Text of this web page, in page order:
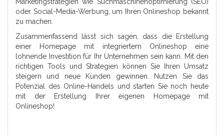
oder Social-Media-Werbung, um Ihren Onlineshop bekannt
zu machen.
Zusammenfassend lässt sich sagen, dass die Erstellung
einer Homepage mit integriertem Onlineshop eine
lohnende Investition für Ihr Unternehmen sein kann. Mit den
richtigen Tools und Strategien können Sie Ihren Umsatz
steigern und neue Kunden gewinnen. Nutzen Sie das
Potenzial des Online-Handels und starten Sie noch heute
mit der Erstellung Ihrer eigenen Homepage mit
Onlineshop!